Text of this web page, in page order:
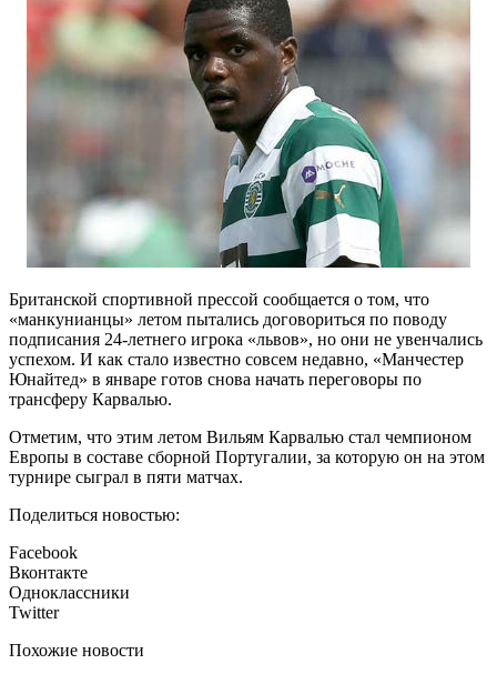
Британской спортивной прессой сообщается о том, что
«манкунианцы» летом пытались договориться по поводу
подписания 24-летнего игрока «львов», но они не увенчались
успехом. И как стало известно совсем недавно, «Манчестер
Юнайтед» в январе готов снова начать переговоры по
трансферу Карвалью.
Отметим, что этим летом Вильям Карвалью стал чемпионом
Европы в составе сборной Португалии, за которую он на этом
турнире сыграл в пяти матчах.
Поделиться новостью:
Facebook
Вконтакте
Одноклассники
Twitter
Похожие новости